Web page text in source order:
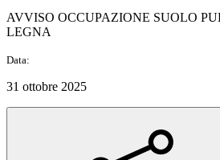
AVVISO OCCUPAZIONE SUOLO
LEGNA
Data:
31 ottobre 2025